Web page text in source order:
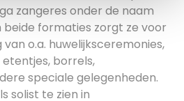
zangeres onder de naam
beide formaties zorgt ze voor
o.a. huwelijksceremonies,
borrels,
speciale gelegenheden.
solist te zien in